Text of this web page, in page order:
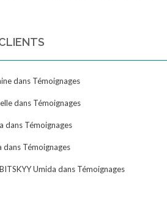
dans Témoignages
dans Témoignages
dans Témoignages
dans Témoignages
Umida dans Témoignages